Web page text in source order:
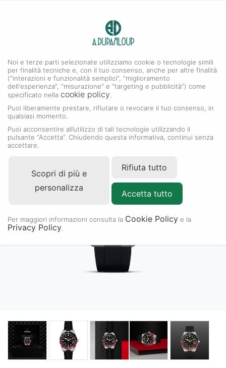
Noi e terze parti selezionate utilizziamo cookie o tecnologie simili
per finalità tecniche e, con il tuo consenso, anche per altre finalità
(“interazioni e funzionalità semplici”, “miglioramento
dell'esperienza”, “misurazione” e “targeting e pubblicità”) come
specificato nella cookie policy
Puoi liberamente prestare, rifiutare o revocare il tuo consenso, in
qualsiasi momento.
Puoi acconsentire all’utilizzo di tali tecnologie utilizzando il
pulsante “Accetta”. Chiudendo questa informativa, continui senza
accettare.
Scopri di più e
personalizza
Rifiuta tutto
Accetta tutto
Per maggiori informazioni consulta la Cookie Policy e la
Privacy Policy